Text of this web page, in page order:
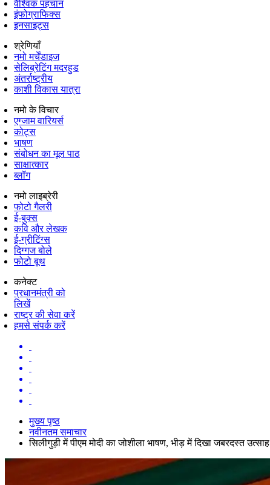
वैश्विक पहचान
इंफोग्राफिक्स
इनसाइट्स
श्रेणियाँ
नमो मर्चेंडाइज
सेलिब्रेटिंग मदरहुड
अंतर्राष्‍ट्रीय
काशी विकास यात्रा
नमो के विचार
एग्जाम वारियर्स
कोट्स
भाषण
संबोधन का मूल पाठ
साक्षात्कार
ब्लॉग
नमो लाइब्रेरी
फोटो गैलरी
ई-बुक्स
कवि और लेखक
ई-ग्रीटिंग्स
दिग्गज बोले
फोटो बूथ
कनेक्ट
प्रधानमंत्री को
लिखें
राष्ट्र की सेवा करें
हमसे संपर्क करें
मुख्य पृष्ठ
नवीनतम समाचार
सिलीगुड़ी में पीएम मोदी का जोशीला भाषण, भीड़ में दिखा जबरदस्त उत्साह